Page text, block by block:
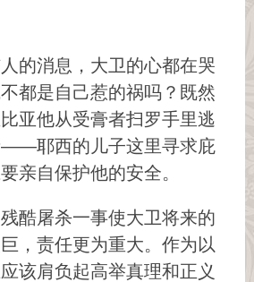
的消息，大卫的心都在哭
都是自己惹的祸吗？既然
亚他从受膏者扫罗手里逃
——耶西的儿子这里寻求庇
亲自保护他的安全。
酷屠杀一事使大卫将来的
，责任更为重大。作为以
该肩负起高举真理和正义